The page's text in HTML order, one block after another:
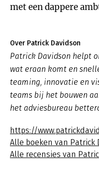
met een dappere
Over Patrick Davidson
Patrick Davidson helpt
wat eraan komt en
teaming, innovatie en
teams bij het bouwen
het adviesbureau
https://
Alle boeken van Patrick
Alle recensies van